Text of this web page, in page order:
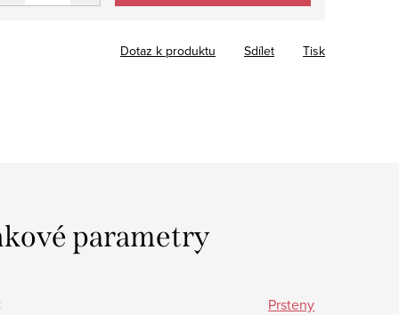
Tisk
Dotaz k produktu Sdílet
parametry
Prsteny